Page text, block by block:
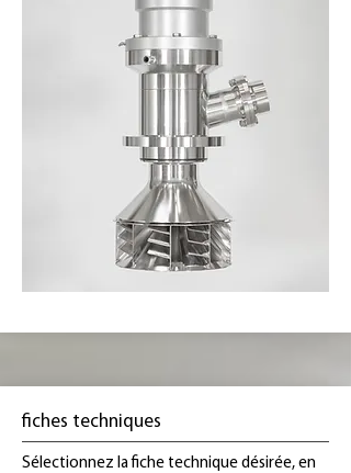
fiches techniques
Sélectionnez la fiche technique désirée, en